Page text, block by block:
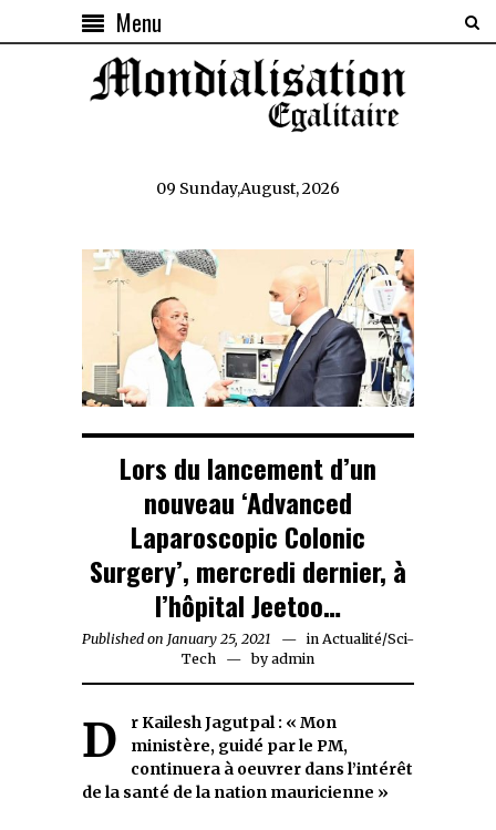
Menu
09 Sunday,August, 2026
Lors du lancement d’un
nouveau ‘Advanced
Laparoscopic Colonic
Surgery’, mercredi dernier, à
l’hôpital Jeetoo…
Published on January 25, 2021 January
25,
in Actualité/Sci-
Tech
byadmin
Dr Kailesh Jagutpal : « Mon
ministère, guidé par le PM,
continuera à oeuvrer dans l’intérêt
de la santé de la nation mauricienne »